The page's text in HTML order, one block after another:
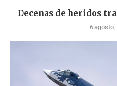
Decenas de heridos
6 agosto,